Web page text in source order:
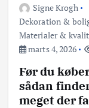
Signe Krogh
Dekoration &
Materialer &
marts 4, 2026
Før du
sådan
meget der